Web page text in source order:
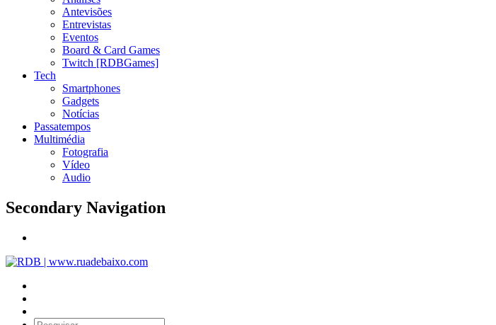
Antevisões
Entrevistas
Eventos
Board & Card Games
Twitch [RDBGames]
Tech
Smartphones
Gadgets
Notícias
Passatempos
Multimédia
Fotografia
Vídeo
Audio
Secondary Navigation